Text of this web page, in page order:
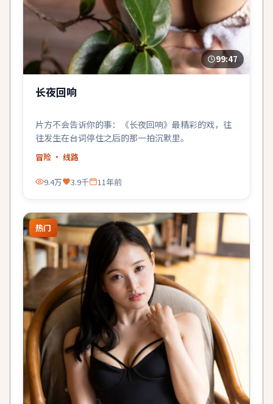
99:47
长夜回响
片方不会告诉你的事：《长夜回响》最精彩的戏，往
往发生在台词停住之后的那一拍沉默里。
冒险 · 线路
9.4万 3.9千 11年前
热门